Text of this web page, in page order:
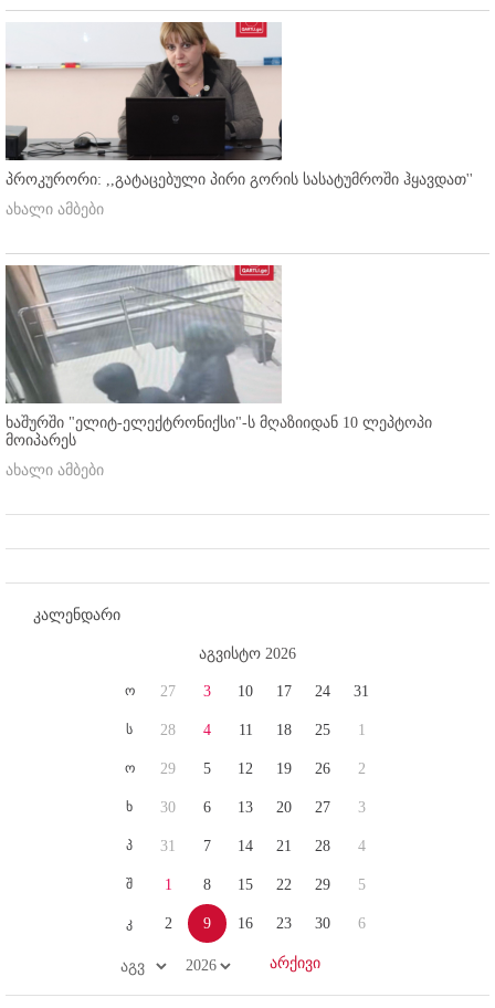
პროკურორი: ,,გატაცებული პირი გორის სასატუმროში ჰყავდათ''
ახალი ამბები
ხაშურში "ელიტ-ელექტრონიქსი"-ს მღაზიიდან 10 ლეპტოპი
მოიპარეს
ახალი ამბები
კალენდარი
აგვისტო 2026
ო
ს
ო
ხ
პ
შ
კ
27
28
29
30
31
1
2
3
4
5
6
7
8
9
10
11
12
13
14
15
16
17
18
19
20
21
22
23
24
25
26
27
28
29
30
31
1
2
3
4
5
6